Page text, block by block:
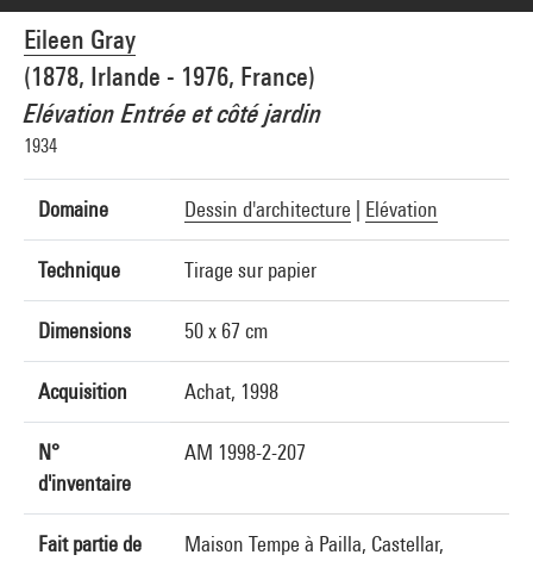
Eileen Gray
(1878, Irlande - 1976, France)
Elévation Entrée et côté jardin
1934
Domaine Dessin d'architecture Elévation
Technique Tirage sur papier
Dimensions 50 x 67 cm
Acquisition Achat, 1998
N°
d'inventaire
AM 1998-2-207
Fait partie de
Maison Tempe à Pailla, Castellar,
© droits réservés
Crédit photographique : Centre Pompidou, MNAM-CCI/Bertrand Prévost/Dist.
GrandPalaisRmn
Réf. image : 4R14149 [1999 CX 3018]